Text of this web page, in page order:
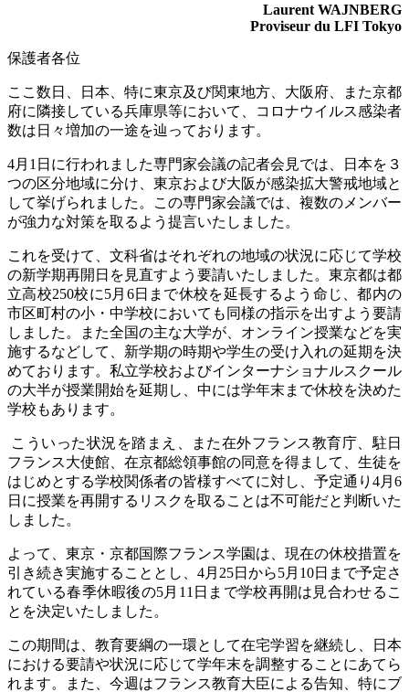
Laurent WAJNBERG
Proviseur du LFI Tokyo
保護者各位
ここ数日、日本、特に東京及び関東地方、大阪府、また京都
府に隣接している兵庫県等において、コロナウイルス感染者
数は日々増加の一途を辿っております。
4月 1 日に行われました専門家会議の記者会見では、日本を３
つの区分地域に分け、東京および大阪が感染拡大警戒地域と
して挙げられました。この専門家会議では、複数のメンバー
が強力な対策を取るよう提言いたしました。
これを受けて、文科省はそれぞれの地域の状況に応じて学校
の新学期再開日を見直すよう要請いたしました。東京都は都
立高校250校に5月 6日まで休校を延長するよう命じ、都内の
市区町村の小・中学校においても同様の指示を出すよう要請
しました。また全国の主な大学が、オンライン授業などを実
施するなどして、新学期の時期や学生の受け入れの延期を決
めております。私立学校およびインターナショナルスクール
の大半が授業開始を延期し、中には学年末まで休校を決めた
学校もあります。
こういった状況を踏まえ、また在外フランス教育庁、駐日
フランス大使館、在京都総領事館の同意を得まして、生徒を
はじめとする学校関係者の皆様すべてに対し、予定通り4月6
日に授業を再開するリスクを取ることは不可能だと判断いた
しました。
よって、東京・京都国際フランス学園は、現在の休校措置を
引き続き実施することとし、4月 25日から5月 10日まで予定さ
れている春季休暇後の5月 11 日まで学校再開は見合わせるこ
とを決定いたしました。
この期間は、教育要綱の一環として在宅学習を継続し、日本
における要請や状況に応じて学年末を調整することにあてら
れます。また、今週はフランス教育大臣による告知、特にブ